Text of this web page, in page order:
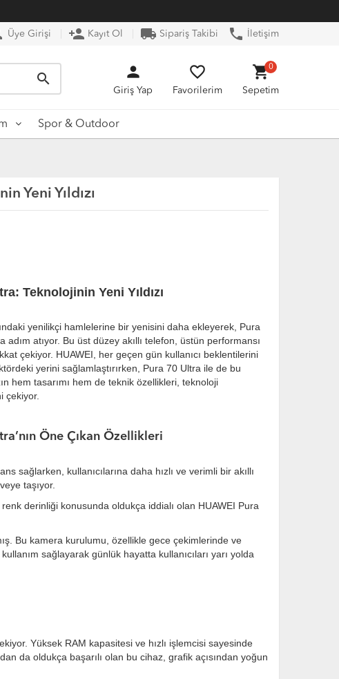
Üye Girişi person_add Kayıt Ol local_shipping Sipariş Takibi phone İletişim
search person
Giriş Yap
favorite_border
Favorilerim
shopping_cart
Sepetim
0
Spor & Outdoor
Yeni Yıldızı
Teknolojinin Yeni Yıldızı
yenilikçi hamlelerine bir yenisini daha ekleyerek, Pura
atıyor. Bu üst düzey akıllı telefon, üstün performansı
çekiyor. HUAWEI, her geçen gün kullanıcı beklentilerini
yerini sağlamlaştırırken, Pura 70 Ultra ile de bu
hem tasarımı hem de teknik özellikleri, teknoloji
çekiyor.
Öne Çıkan Özellikleri
sağlarken, kullanıcılarına daha hızlı ve verimli bir akıllı
taşıyor.
derinliği konusunda oldukça iddialı olan HUAWEI Pura
Bu kamera kurulumu, özellikle gece çekimlerinde ve
sağlayarak günlük hayatta kullanıcıları yarı yolda
Yüksek RAM kapasitesi ve hızlı işlemcisi sayesinde
da oldukça başarılı olan bu cihaz, grafik açısından yoğun